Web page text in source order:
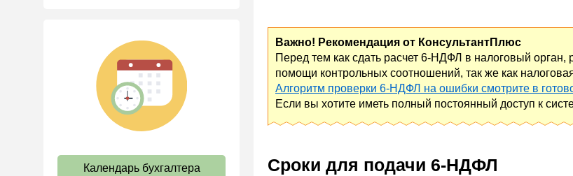
Коллективный договор и
локальные акты
Рабочее время и режим
труда
Отпуск и время отдыха
Календарь бухгалтера
Важно! Рекомендация от КонсультантПлюс
Перед тем как сдать расчет 6-НДФЛ в налоговый
помощи контрольных соотношений, так же как
Алгоритм проверки 6-НДФЛ на ошибки смотрите в
Если вы хотите иметь полный постоянный доступ к
Сроки для подачи 6-НДФЛ